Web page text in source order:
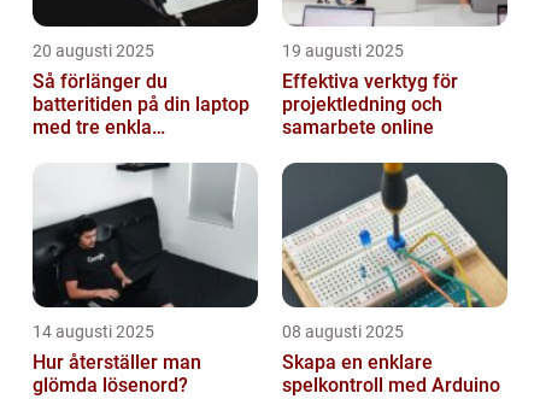
20 augusti 2025
Så förlänger du
batteritiden på din laptop
med tre enkla
19 augusti 2025
Effektiva verktyg för
projektledning och
samarbete online
14 augusti 2025
Hur återställer man
glömda lösenord?
08 augusti 2025
Skapa en enklare
spelkontroll med Arduino